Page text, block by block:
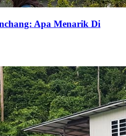
Apa Menarik Di